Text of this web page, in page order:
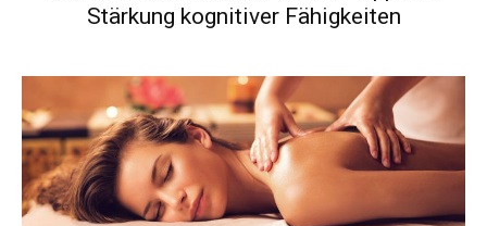
Stärkung kognitiver Fähigkeiten